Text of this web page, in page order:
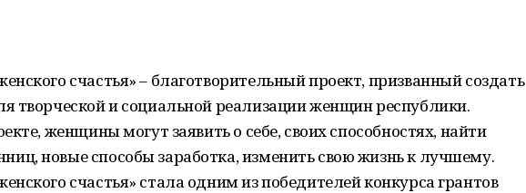
счастья» – благотворительный проект, призванный создать
творческой и социальной реализации женщин республики.
женщины могут заявить о себе, своих способностях, найти
новые способы заработка, изменить свою жизнь к лучшему.
счастья» стала одним из победителей конкурса грантов